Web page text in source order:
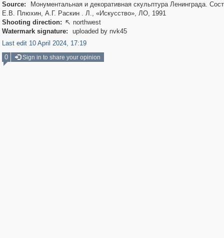
Source:
Монументальная и декоративная скульптура Ленинграда.
Е.В. Плюхин, А.Г. Раскин . Л., «Искусство», ЛО, 1991
Shooting direction:  northwest
Watermark signature:
uploaded by nvk45
Last edit 10 April 2024, 17:19
0
Sign in to share your opinion